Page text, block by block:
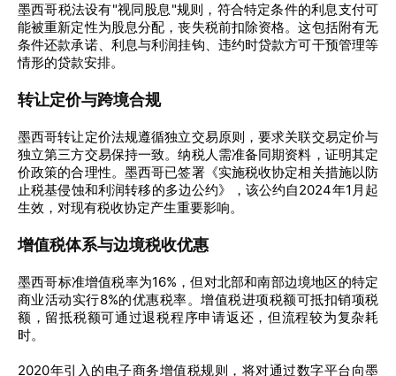
墨西哥税法设有"视同股息"规则，符合特定条件的利息支付可
能被重新定性为股息分配，丧失税前扣除资格。这包括附有无
条件还款承诺、利息与利润挂钩、违约时贷款方可干预管理等
情形的贷款安排。
转让定价与跨境合规
墨西哥转让定价法规遵循独立交易原则，要求关联交易定价与
独立第三方交易保持一致。纳税人需准备同期资料，证明其定
价政策的合理性。墨西哥已签署《实施税收协定相关措施以防
止税基侵蚀和利润转移的多边公约》，该公约自2024年1月起
生效，对现有税收协定产生重要影响。
增值税体系与边境税收优惠
墨西哥标准增值税率为16%，但对北部和南部边境地区的特定
商业活动实行8%的优惠税率。增值税进项税额可抵扣销项税
额，留抵税额可通过退税程序申请返还，但流程较为复杂耗
时。
2020年引入的电子商务增值税规则，将对通过数字平台向墨